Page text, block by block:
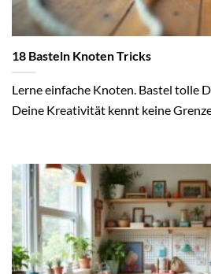
18 Basteln Knoten Tricks
Lerne einfache Knoten. Bastel tolle
Deine Kreativität kennt keine